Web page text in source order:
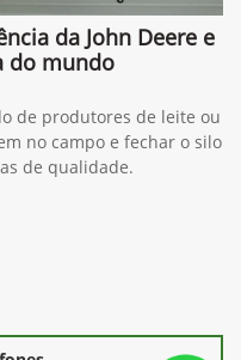
da John Deere e
do mundo
de produtores de leite ou
no campo e fechar o silo
de qualidade.